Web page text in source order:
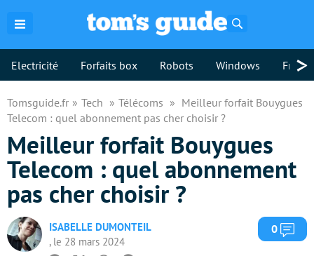
Electricité Forfaits box Robots Windows >
Tomsguide.fr Tech Télécoms
Meilleur forfait Bouygues
Telecom : quel abonnement pas cher choisir ?
Meilleur forfait Bouygues
Telecom : quel abonnement
pas cher choisir ?
ISABELLE DUMONTEIL
, le 28 mars 2024
0